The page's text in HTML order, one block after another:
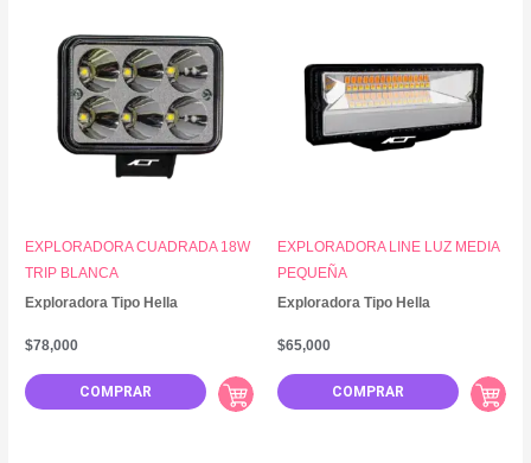
Exploradora Tipo Hella
EXPLORADORA CUADRADA 18W
TRIP BLANCA
COMPRAR
$78,000
Exploradora Tipo Hella
EXPLORADORA LINE LUZ MEDIA
PEQUEÑA
COMPRAR
$65,000